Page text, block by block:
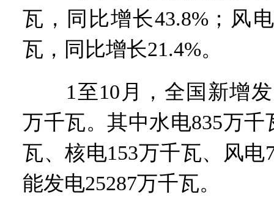
瓦，同比增长43.8%；风
瓦，同比增长21.4%。
1至10月，全国新增发
万千瓦。其中水电835万千
瓦、核电153万千瓦、风电
能发电25287万千瓦。